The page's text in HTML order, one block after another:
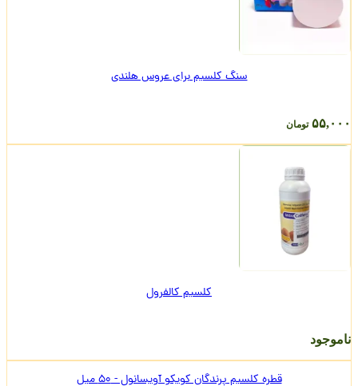
سنگ کلسیم برای عروس هلندی
۵۵,۰۰۰ تومان
کلسیم کالفرول
ناموجود
قطره کلسیم پرندگان کویکو آویسانول - 50 میل